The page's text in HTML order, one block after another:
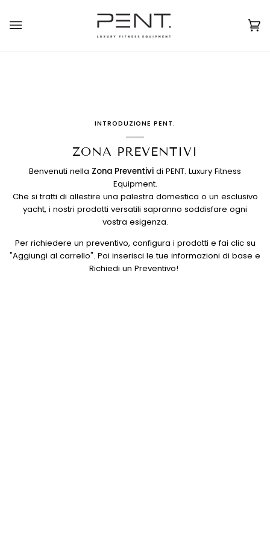
contenuto
(0)
INTRODUZIONE PENT.
ZONA PREVENTIVI
Benvenuti nella Zona Preventivi di PENT. Luxury Fitness
Equipment.
Che si tratti di allestire una palestra domestica o un esclusivo
yacht, i nostri prodotti versatili sapranno soddisfare ogni
vostra esigenza.
Per richiedere un preventivo, configura i prodotti e fai clic su
"Aggiungi al carrello". Poi inserisci le tue informazioni di base e
Richiedi un Preventivo!